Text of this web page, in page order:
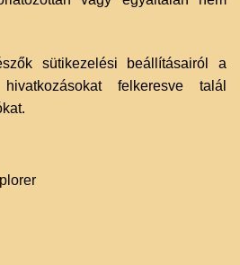
sütikezelési beállításairól a
felkeresve talál